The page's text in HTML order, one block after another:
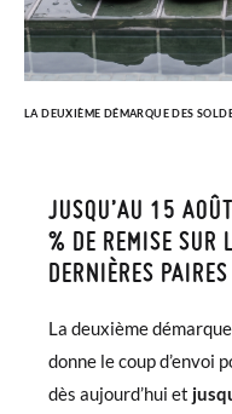
LA DEUXIÈME DÉMARQUE DES
JUSQU’AU 15
% DE REMISE SUR
DERNIÈRES PAIRES
La deuxième
donne le coup d’envoi
dès aujourd’hui et